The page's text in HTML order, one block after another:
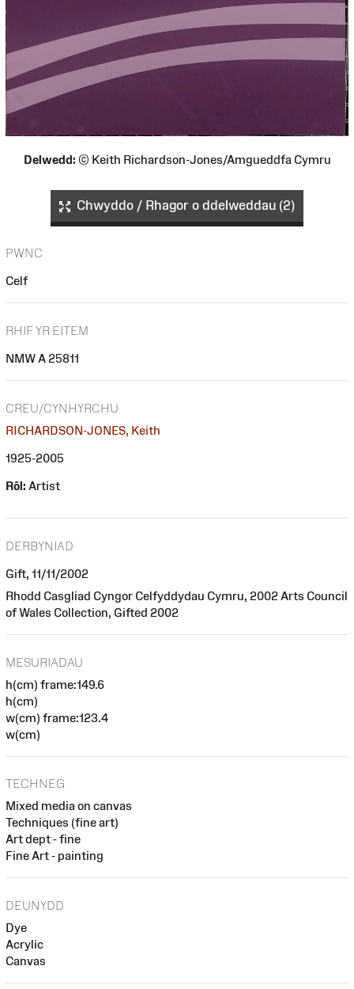
Delwedd: © Keith Richardson-Jones/Amgueddfa Cymru
Chwyddo / Rhagor o ddelweddau (2)
PWNC
Celf
RHIF YR EITEM
NMW A 25811
CREU/CYNHYRCHU
RICHARDSON-JONES, Keith
1925-2005
Rôl: Artist
DERBYNIAD
Gift, 11/11/2002
Rhodd Casgliad Cyngor Celfyddydau Cymru, 2002 Arts Council
of Wales Collection, Gifted 2002
MESURIADAU
h(cm) frame:149.6
h(cm)
w(cm) frame:123.4
w(cm)
TECHNEG
Mixed media on canvas
Techniques (fine art)
Art dept - fine
Fine Art - painting
DEUNYDD
Dye
Acrylic
Canvas